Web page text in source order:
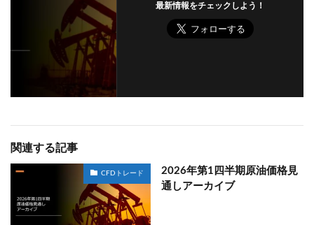
最新情報をチェックしよう！
関連する記事
CFDトレード
2026年第1四半期原油価格見
通しアーカイブ